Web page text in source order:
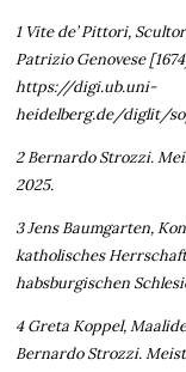
1 Vite de’ Pittori,
Patrizio Genovese
https://digi.ub.uni-
heidelberg.de/diglit/
2 Bernardo Strozzi.
2025.
3 Jens Baumgarten,
katholisches
habsburgischen
4 Greta Koppel,
Bernardo Strozzi.